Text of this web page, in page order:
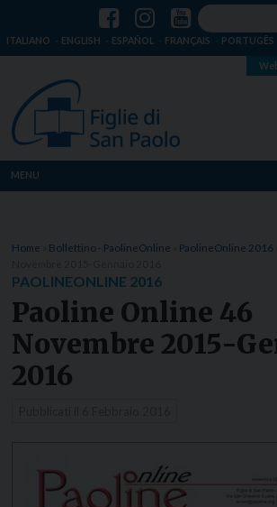
ITALIANO ENGLISH ESPAÑOL FRANÇAIS PORTUGÊS
MENU
Dove siamo
Notizie
Risorse
Media
Home Bollettino - PaolineOnline PaolineOnline 2016
PAOLINEONLINE 2016
Paoline Online 46
Novembre 2015-
2016